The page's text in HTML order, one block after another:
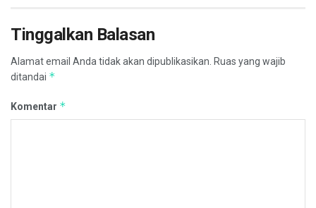
Tinggalkan Balasan
Alamat email Anda tidak akan dipublikasikan. Ruas yang wajib
ditandai *
Komentar *